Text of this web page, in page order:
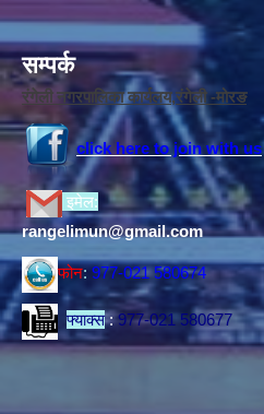
सम्पर्क
रंगेली नगरपालिका कार्यलय,रंगेली -मोरङ
click here to join with us
इमेल:
rangelimun@gmail.com
फोन:977-021 580674
फ्याक्स:977-021 580677